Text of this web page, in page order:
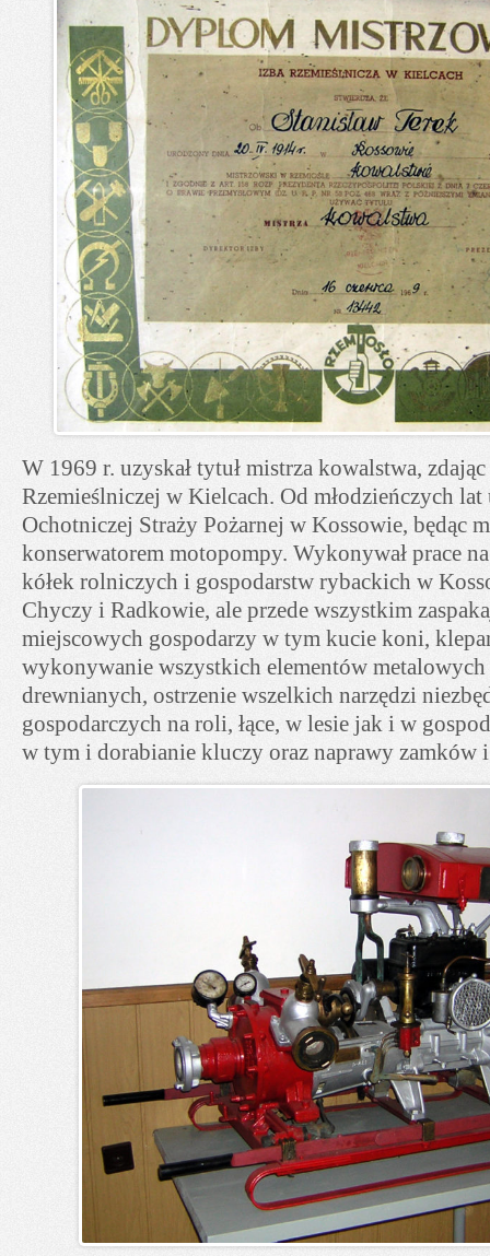
W 1969 r. uzyskał tytuł mistrza kowalstwa,
Rzemieślniczej w Kielcach. Od młodzieńczych lat
Ochotniczej Straży Pożarnej w Kossowie, będąc
konserwatorem motopompy. Wykonywał prace
kółek rolniczych i gospodarstw rybackich w
Chyczy i Radkowie, ale przede wszystkim
miejscowych gospodarzy w tym kucie koni,
wykonywanie wszystkich elementów
drewnianych, ostrzenie wszelkich narzędzi
gospodarczych na roli, łące, w lesie jak i w
w tym i dorabianie kluczy oraz naprawy zamków